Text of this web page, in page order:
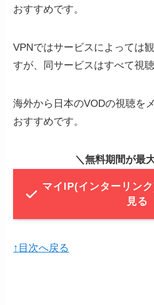
おすすめです。
VPNではサービスによっては
すが、同サービスはすべて視聴
海外から日本のVODの視聴を
おすすめです。
＼無料期間が最
マイIP(インターリン
見る
↑目次へ戻る